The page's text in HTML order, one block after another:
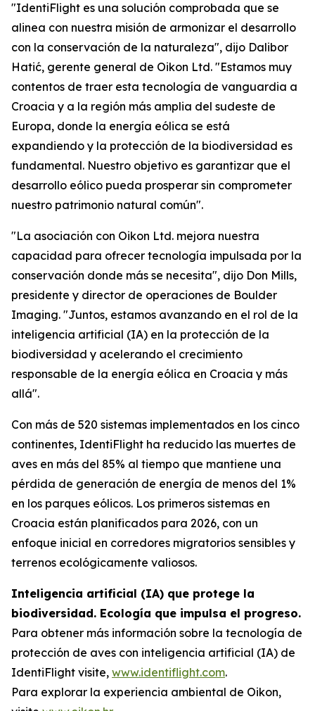
"IdentiFlight es una solución comprobada que se
alinea con nuestra misión de armonizar el desarrollo
con la conservación de la naturaleza", dijo Dalibor
Hatić, gerente general de Oikon Ltd. "Estamos muy
contentos de traer esta tecnología de vanguardia a
Croacia y a la región más amplia del sudeste de
Europa, donde la energía eólica se está
expandiendo y la protección de la biodiversidad es
fundamental. Nuestro objetivo es garantizar que el
desarrollo eólico pueda prosperar sin comprometer
nuestro patrimonio natural común".
"La asociación con Oikon Ltd. mejora nuestra
capacidad para ofrecer tecnología impulsada por la
conservación donde más se necesita", dijo Don Mills,
presidente y director de operaciones de Boulder
Imaging. "Juntos, estamos avanzando en el rol de la
inteligencia artificial (IA) en la protección de la
biodiversidad y acelerando el crecimiento
responsable de la energía eólica en Croacia y más
allá".
Con más de 520 sistemas implementados en los cinco
continentes, IdentiFlight ha reducido las muertes de
aves en más del 85% al tiempo que mantiene una
pérdida de generación de energía de menos del 1%
en los parques eólicos. Los primeros sistemas en
Croacia están planificados para 2026, con un
enfoque inicial en corredores migratorios sensibles y
terrenos ecológicamente valiosos.
Inteligencia artificial (IA) que protege la
biodiversidad. Ecología que impulsa el progreso.
Para obtener más información sobre la tecnología de
protección de aves con inteligencia artificial (IA) de
IdentiFlight visite, www.identiflight.com.
Para explorar la experiencia ambiental de Oikon,